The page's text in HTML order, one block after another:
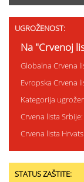
UGROŽENOST:
Na "Crvenoj
Globalna Crvena
Evropska Crvena
Kategorija
Crvena lista
Crvena lista
STATUS ZAŠTITE: